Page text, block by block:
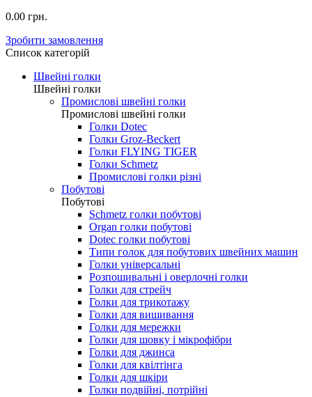
0.00 грн.
Зробити замовлення
Список категорій
Швейні голки
Швейні голки
Промислові швейні голки
Промислові швейні голки
Голки Dotec
Голки Groz-Beckert
Голки FLYING TIGER
Голки Schmetz
Промислові голки різні
Побутові
Побутові
Schmetz голки побутові
Organ голки побутові
Dotec голки побутові
Типи голок для побутових швейних машин
Голки універсальні
Розпошивальні і оверлочні голки
Голки для стрейч
Голки для трикотажу
Голки для вишивання
Голки для мережки
Голки для шовку і мікрофібри
Голки для джинса
Голки для квілтінга
Голки для шкіри
Голки подвійні, потрійні